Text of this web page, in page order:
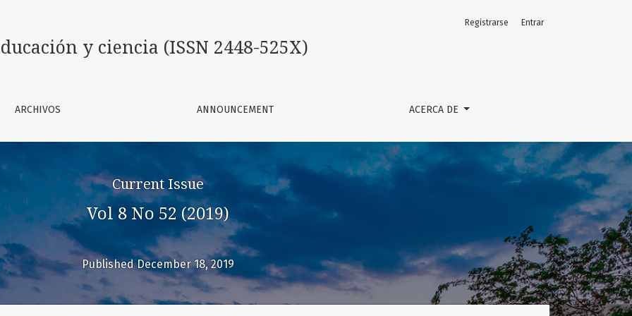
525X)
y ciencia (ISSN 2448-525X)
ARCHIVOS ANNOUNCEMENT ACERCA DE
Registrarse Entrar
Current Issue
Vol 8 No 52 (2019)
Published December 18, 2019